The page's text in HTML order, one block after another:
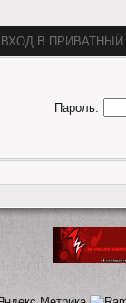
ВХОД В
Пароль: